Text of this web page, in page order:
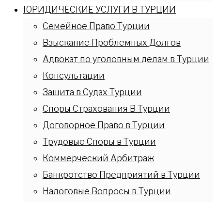
ЮРИДИЧЕСКИЕ УСЛУГИ В ТУРЦИИ
Семейное Право Турции
Взыскание Проблемных Долгов
Адвокат по уголовным делам в Турции
Консультации
Защита в Судах Турции
Споры Страхования В Турции
Договорное Право в Турции
Трудовые Споры в Турции
Коммерческий Арбитраж
Банкротство Предприятий в Турции
Налоговые Вопросы в Турции